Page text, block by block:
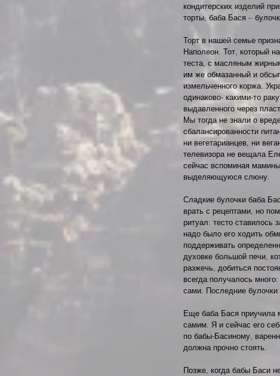
кондитерских изделий
торты, баба Бася –
Торт в нашей семье
Наполеон. Тот, который
теста, с масляным
им же обмазанный и
измельченного коржа.
одинаково- какими-то
выдавленного через
Мы тогда не знали о
сбалансированности
ни вегетарианцев, ни
телевизора не вещала
сейчас вспоминая
выделяющуюся слюну.
Сладкие булочки баба
врать с рецептами, но
ритуал: тесто ставилось
надо было его ходить
поддерживать
духовке большой печи,
разжечь, добиться
всегда получалось
сами. Последние булочки
Еще баба Бася приучила
самим. Я и сейчас его
по бабы-Басиному,
должна прочно стоять.
Позже, когда бабы Баси